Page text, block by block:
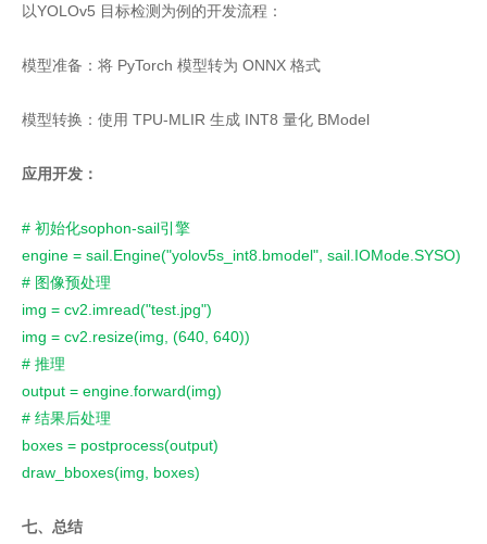
以YOLOv5 目标检测为例的开发流程：
模型准备：将 PyTorch 模型转为 ONNX 格式
模型转换：使用 TPU-MLIR 生成 INT8 量化 BModel
应用开发：
# 初始化sophon-sail引擎
engine = sail.Engine("yolov5s_int8.bmodel", sail.IOMode.SYSO)
# 图像预处理
img = cv2.imread("test.jpg")
img = cv2.resize(img, (640, 640))
# 推理
output = engine.forward(img)
# 结果后处理
boxes = postprocess(output)
draw_bboxes(img, boxes)
七、总结